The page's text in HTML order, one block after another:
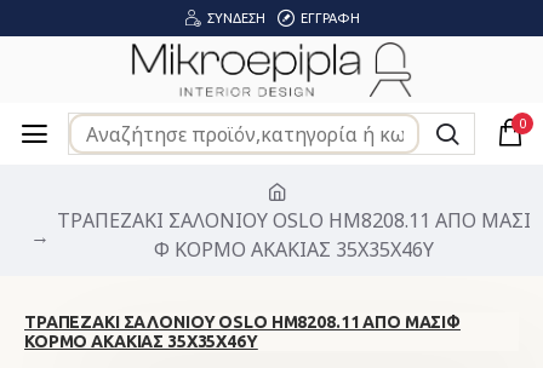
ΣΎΝΔΕΣΗ ΕΓΓΡΑΦΉ
0
ΤΡΑΠΕΖΑΚΙ ΣΑΛΟΝΙΟΥ OSLO HM8208.11 ΑΠΟ ΜΑΣΙ
Φ ΚΟΡΜΟ ΑΚΑΚΙΑΣ 35X35X46Υ
ΤΡΑΠΕΖΑΚΙ ΣΑΛΟΝΙΟΥ OSLO HM8208.11 ΑΠΟ ΜΑΣΙΦ
ΚΟΡΜΟ ΑΚΑΚΙΑΣ 35X35X46Υ